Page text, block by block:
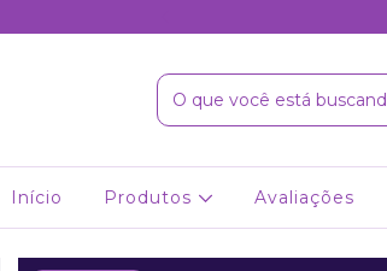
Início Produtos Avaliações